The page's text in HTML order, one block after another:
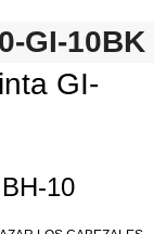
GI-10BK
GI-
10